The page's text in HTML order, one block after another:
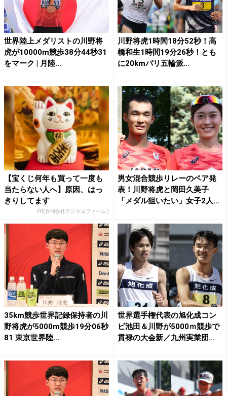
世界陸上メダリストの川野将
虎が10000m競歩38分44秒31
をマーク | 月陸...
川野将虎1時間18分52秒！高
橋和生1時間19分26秒！とも
に20kmパリ五輪派...
【宝くじ何年も買って一度も
当たらない人へ】原因、はっ
きりしてます
PR(合同会社デジタルファーム )
男女混合競歩リレーのペア発
表！川野将虎と岡田久美子
「メダル狙いたい」女子2人は
35km競歩世界記録保持者の川
野将虎が5000m競歩19分06秒
81 東京世界陸...
世界選手権代表の旭化成コン
ビ池田＆川野が5000ｍ競歩で
貫禄の大会新／九州実業団...